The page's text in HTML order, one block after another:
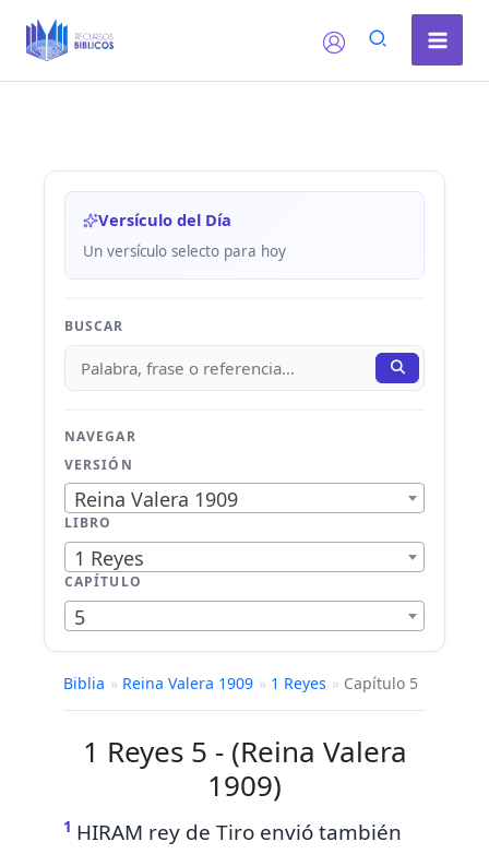
Versículo del Día
Un versículo selecto para hoy
BUSCAR
NAVEGAR
VERSIÓN
Reina Valera 1909
LIBRO
1 Reyes
CAPÍTULO
5
Biblia » Reina Valera 1909 » 1 Reyes » Capítulo 5
1 Reyes 5 - (Reina Valera
1909)
1 HIRAM rey de Tiro envió también